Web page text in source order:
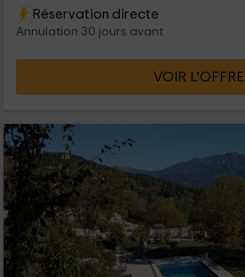
Réservation directe
Annulation 30 jours avant
VOIR L’OFFRE